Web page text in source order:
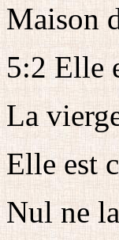
Maison
5:2 Elle
La
Elle est
Nul ne